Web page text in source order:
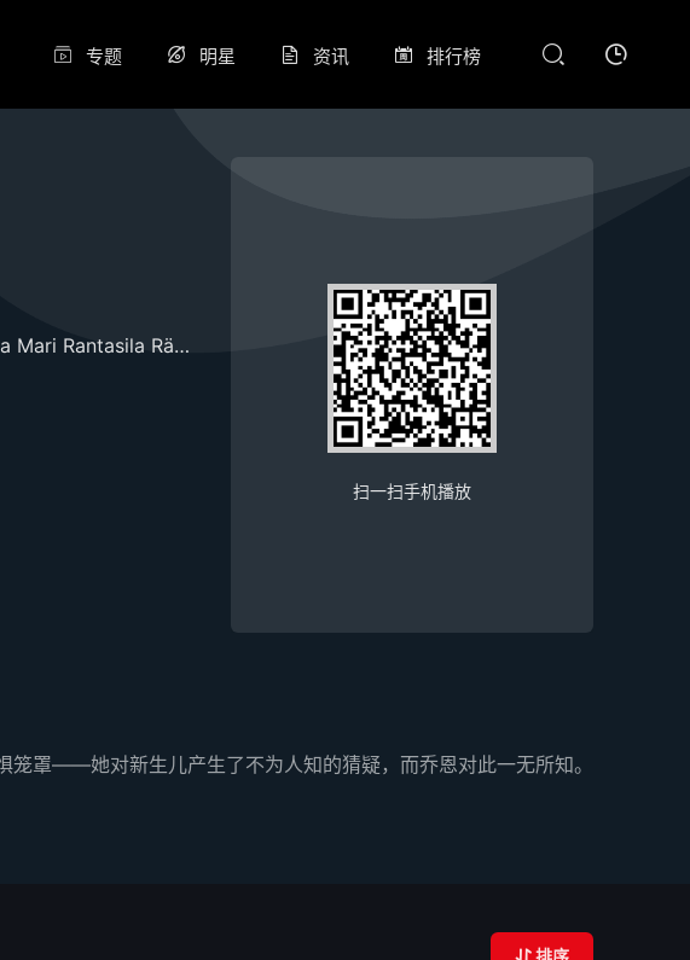
专题 明星 资讯 排行榜
Mari Rantasila Rängman SalorantaSatuSilviaTuuli丽贝卡·莱西
扫一扫手机播放
罩——她对新生儿产生了不为人知的猜疑，而乔恩对此一无所知。
排序